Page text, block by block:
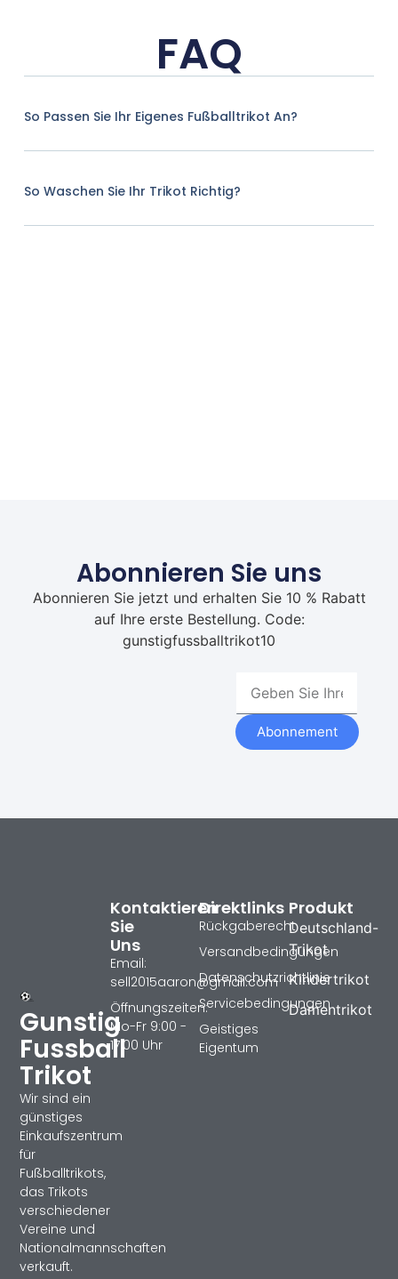
FAQ
So Passen Sie Ihr Eigenes Fußballtrikot An?
So Waschen Sie Ihr Trikot Richtig?
Abonnieren Sie uns
Abonnieren Sie jetzt und erhalten Sie 10 % Rabatt
auf Ihre erste Bestellung. Code:
gunstigfussballtrikot10
Abonnement
Gunstig
Fussball
Trikot
Wir sind ein
günstiges
Einkaufszentrum
für
Fußballtrikots,
das Trikots
verschiedener
Vereine und
Nationalmannschaften
verkauft.
Produkt
Deutschland-
Trikot
Kindertrikot
Damentrikot
Direktlinks
Rückgaberecht
Versandbedingungen
Datenschutzrichtlinie
Servicebedingungen
Geistiges
Eigentum
Kontaktieren
Sie
Uns
Email:
sell2015aaron@gmail.com
Öffnungszeiten:
Mo-Fr 9:00 -
17:00 Uhr